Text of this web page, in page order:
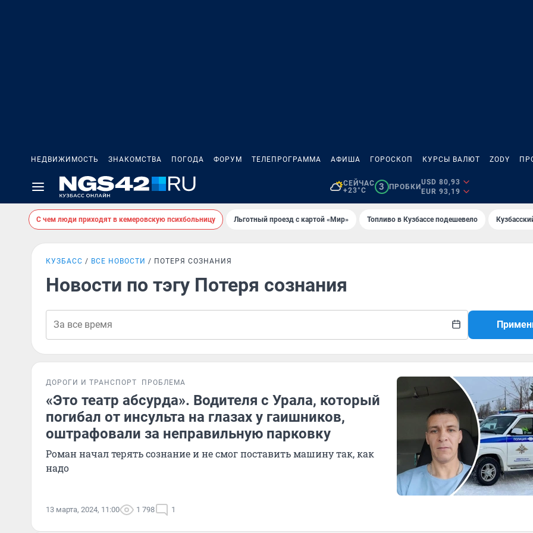
НЕДВИЖИМОСТЬ ЗНАКОМСТВА ПОГОДА ФОРУМ ТЕЛЕПРОГРАММА АФИША ГОРОСКОП КУРСЫ ВАЛЮТ ZODY
СЕЙЧАС
+23°C
3 ПРОБКИ
USD 80,93
EUR 93,19
С чем люди приходят в кемеровскую психбольницу Льготный проезд с картой «Мир» Топливо в Кузбассе подешевело
КУЗБАСС ВСЕ НОВОСТИ ПОТЕРЯ СОЗНАНИЯ
Новости по тэгу Потеря сознания
ДОРОГИ И ТРАНСПОРТ ПРОБЛЕМА
«Это театр абсурда». Водителя с Урала, который
погибал от инсульта на глазах у гаишников,
оштрафовали за неправильную парковку
Роман начал терять сознание и не смог поставить машину так, как
надо
13 марта, 2024, 11:00 1 798 1